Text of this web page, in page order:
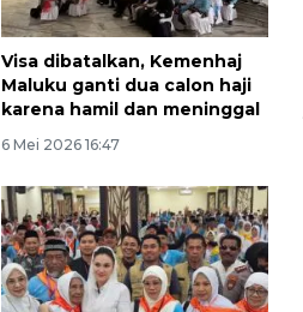
Visa dibatalkan, Kemenhaj
Maluku ganti dua calon haji
karena hamil dan meninggal
6 Mei 2026 16:47